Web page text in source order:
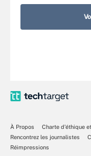
À Propos
Charte d’éthique
Rencontrez les journalistes
Réimpressions